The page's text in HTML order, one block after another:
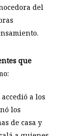
del
que
a los
los
de casa y